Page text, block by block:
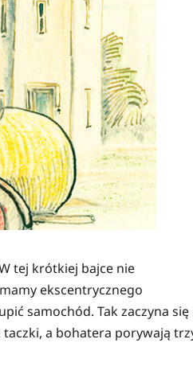
tej krótkiej bajce nie
ekscentrycznego
samochód. Tak zaczyna się
a bohatera porywają